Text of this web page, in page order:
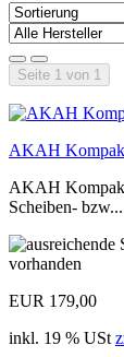
Seite 1 von 1
AKAH
AKAH
Scheiben-
vorhanden
EUR 179,00
inkl. 19 % USt